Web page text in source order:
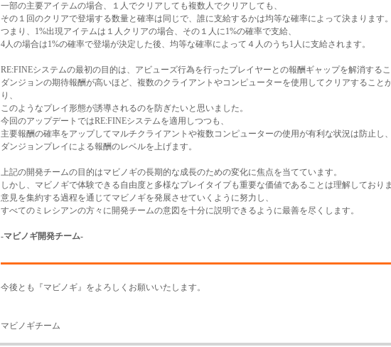
一部の主要アイテムの場合、１人でクリアしても複数人でクリアしても、
その１回のクリアで登場する数量と確率は同じで、誰に支給するかは均等な確率によって決まります。
つまり、1%出現アイテムは１人クリアの場合、その１人に1%の確率で支給、
4人の場合は1%の確率で登場が決定した後、均等な確率によって４人のうち1人に支給されます。
RE:FINEシステムの最初の目的は、アビューズ行為を行ったプレイヤーとの報酬ギャップを解消するこ
ダンジョンの期待報酬が高いほど、複数のクライアントやコンピューターを使用してクリアすること
り、
このようなプレイ形態が誘導されるのを防ぎたいと思いました。
今回のアップデートではRE:FINEシステムを適用しつつも、
主要報酬の確率をアップしてマルチクライアントや複数コンピューターの使用が有利な状況は防止し、
ダンジョンプレイによる報酬のレベルを上げます。
上記の開発チームの目的はマビノギの長期的な成長のための変化に焦点を当てています。
しかし、マビノギで体験できる自由度と多様なプレイタイプも重要な価値であることは理解しておりま
意見を集約する過程を通じてマビノギを発展させていくように努力し、
すべてのミレシアンの方々に開発チームの意図を十分に説明できるように最善を尽くします。
-マビノギ開発チーム-
今後とも『マビノギ』をよろしくお願いいたします。
マビノギチーム